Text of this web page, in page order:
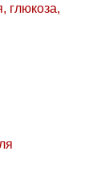
глюкоза,